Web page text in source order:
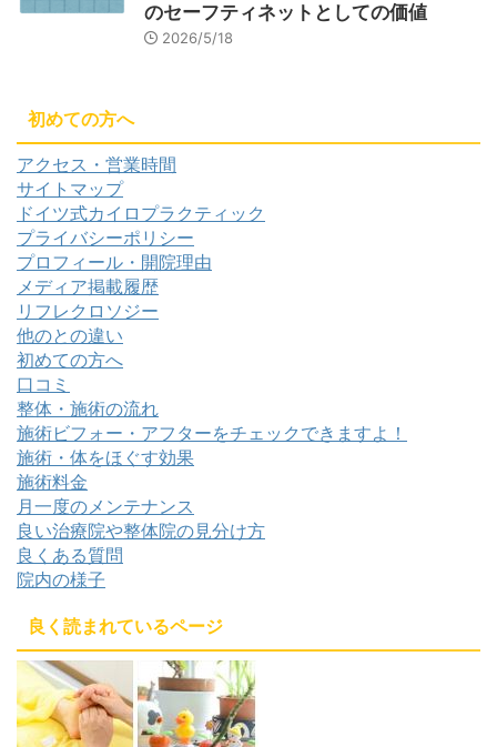
のセーフティネットとしての価値
2026/5/18
初めての方へ
アクセス・営業時間
サイトマップ
ドイツ式カイロプラクティック
プライバシーポリシー
プロフィール・開院理由
メディア掲載履歴
リフレクロソジー
他のとの違い
初めての方へ
口コミ
整体・施術の流れ
施術ビフォー・アフターをチェックできますよ！
施術・体をほぐす効果
施術料金
月一度のメンテナンス
良い治療院や整体院の見分け方
良くある質問
院内の様子
良く読まれているページ